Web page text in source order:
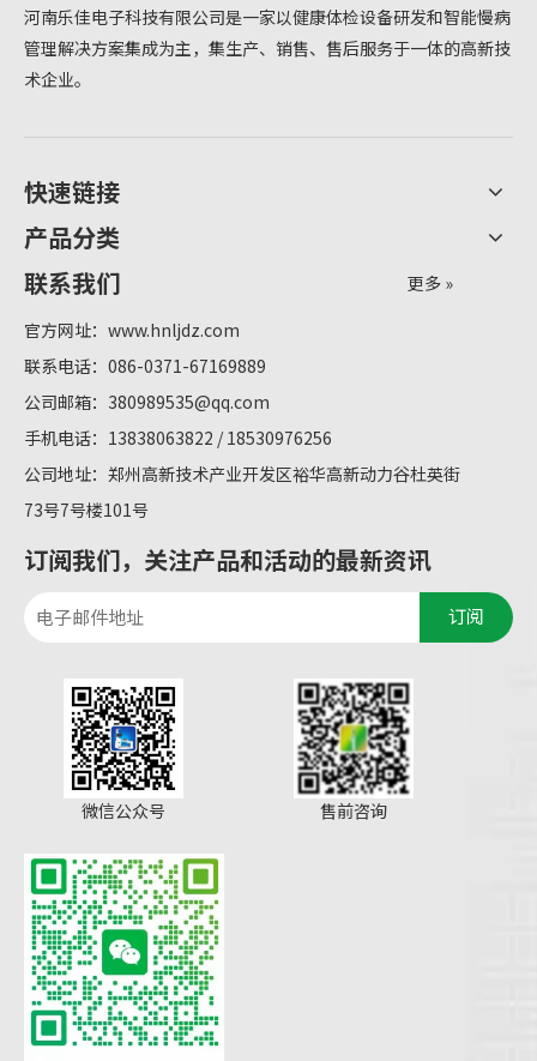
河南乐佳电子科技有限公司是一家以健康体检设备研发和智能慢病
管理解决方案集成为主，集生产、销售、售后服务于一体的高新技
术企业。
快速链接
产品分类
联系我们
更多 »
官方网址： www.hnljdz.com
联系电话：086-0371-67169889
公司邮箱： 380989535@qq.com
手机电话：13838063822 / 18530976256
公司地址：郑州高新技术产业开发区裕华高新动力谷杜英街
73号7号楼101号
订阅我们，关注产品和活动的最新资讯
订阅
微信公众号 售前咨询